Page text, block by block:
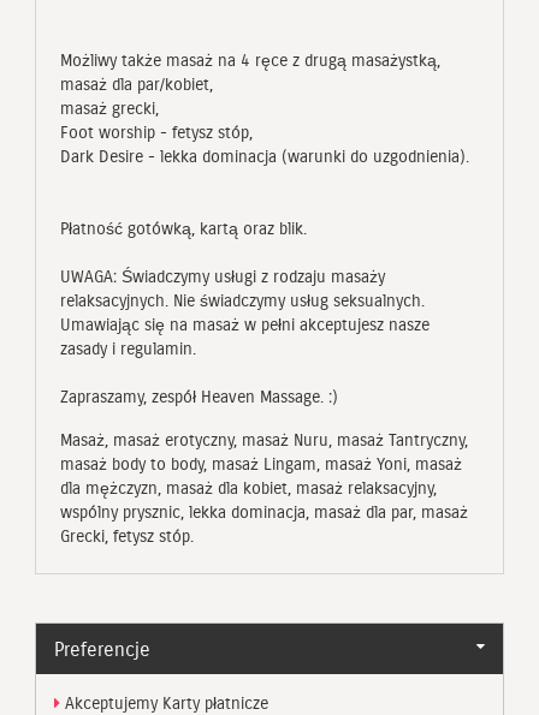
Możliwy także masaż na 4 ręce z drugą masażystką,
masaż dla par/kobiet,
masaż grecki,
Foot worship - fetysz stóp,
Dark Desire - lekka dominacja (warunki do uzgodnienia).
Płatność gotówką, kartą oraz blik.
UWAGA: Świadczymy usługi z rodzaju masaży
relaksacyjnych. Nie świadczymy usług seksualnych.
Umawiając się na masaż w pełni akceptujesz nasze
zasady i regulamin.
Zapraszamy, zespół Heaven Massage. :)
Masaż, masaż erotyczny, masaż Nuru, masaż Tantryczny,
masaż body to body, masaż Lingam, masaż Yoni, masaż
dla mężczyzn, masaż dla kobiet, masaż relaksacyjny,
wspólny prysznic, lekka dominacja, masaż dla par, masaż
Grecki, fetysz stóp.
Preferencje
Akceptujemy Karty płatnicze